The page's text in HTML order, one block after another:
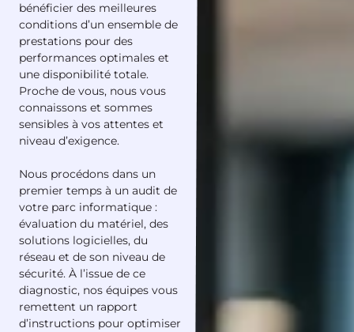
bénéficier des meilleures
conditions d’un ensemble de
prestations pour des
performances optimales et
une disponibilité totale.
Proche de vous, nous vous
connaissons et sommes
sensibles à vos attentes et
niveau d’exigence.
Nous procédons dans un
premier temps à un audit de
votre parc informatique :
évaluation du matériel, des
solutions logicielles, du
réseau et de son niveau de
sécurité. À l’issue de ce
diagnostic, nos équipes vous
remettent un rapport
d’instructions pour optimiser